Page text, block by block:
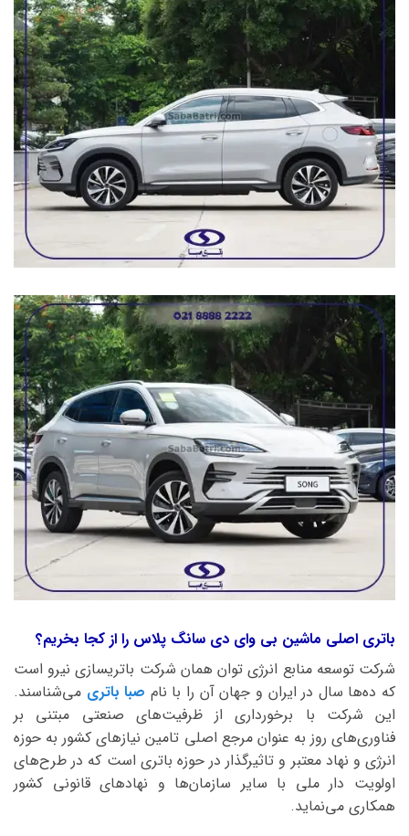
باتری اصلی ماشین بی وای دی سانگ پلاس را از کجا بخریم؟
شرکت توسعه منابع انرژی توان همان شرکت باتریسازی نیرو است
که ده‌ها سال در ایران و جهان آن را با نام صبا باتری می‌شناسند.
این شرکت با برخورداری از ظرفیت‌های صنعتی مبتنی بر
فناوری‌های روز به عنوان مرجع اصلی تامین نیازهای کشور به حوزه
انرژی و نهاد معتبر و تاثیرگذار در حوزه باتری است که در طرح‌های
اولویت دار ملی با سایر سازمان‌ها و نهادهای قانونی کشور
همکاری می‌نماید.